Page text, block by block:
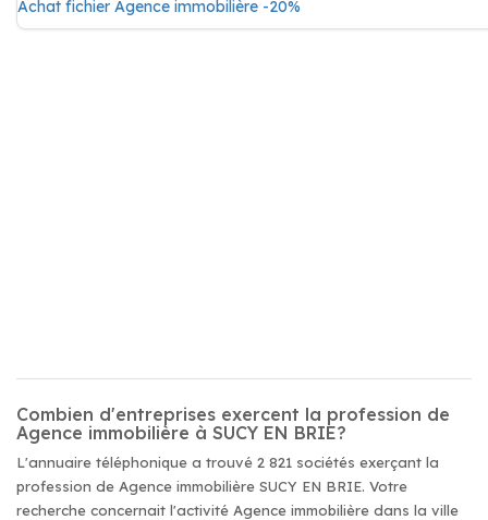
Achat fichier Agence immobilière -20%
Combien d'entreprises exercent la profession de
Agence immobilière à SUCY EN BRIE?
L'annuaire téléphonique a trouvé 2 821 sociétés exerçant la
profession de Agence immobilière SUCY EN BRIE. Votre
recherche concernait l'activité Agence immobilière dans la ville